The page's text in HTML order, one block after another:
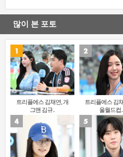
많이 본 포토
트리플에스 김채연, 개
그맨 김규..
트리플에스 김
울월드컵..